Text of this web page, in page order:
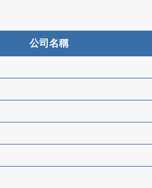
公司名稱